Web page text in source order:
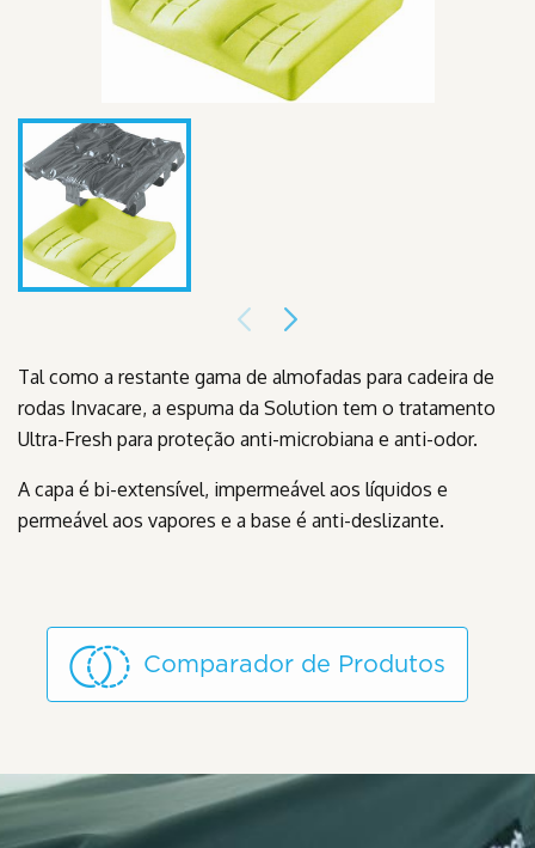
Tal como a restante gama de almofadas para cadeira de
rodas Invacare, a espuma da Solution tem o tratamento
Ultra-Fresh para proteção anti-microbiana e anti-odor.
A capa é bi-extensível, impermeável aos líquidos e
permeável aos vapores e a base é anti-deslizante.
Comparador de Produtos